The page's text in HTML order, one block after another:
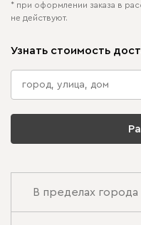
* при оформлении заказа в
не действуют.
Узнать стоимость
В пределах города